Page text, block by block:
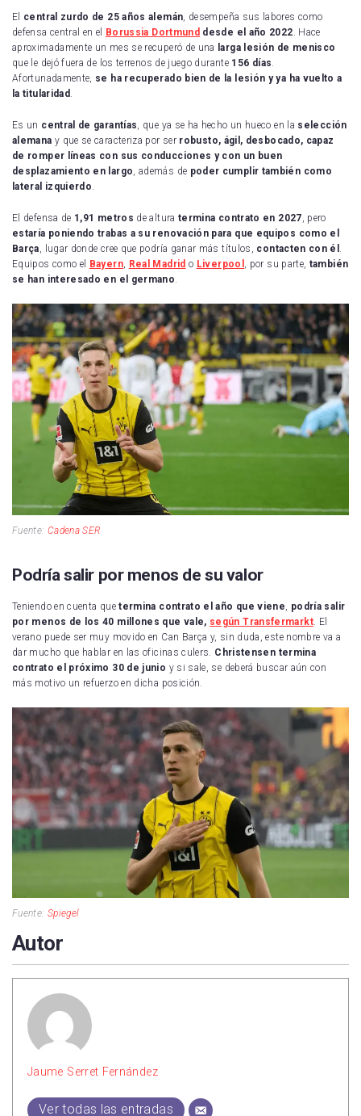
El central zurdo de 25 años alemán, desempeña sus labores como
defensa central en el
Borussia Dortmund desde el año 2022. Hace
aproximadamente un mes se recuperó de una larga lesión de menisco
que le dejó fuera de los terrenos de juego durante 156 días.
Afortunadamente, se ha recuperado bien de la lesión y ya ha vuelto a
la titularidad .
Es un central de garantías, que ya se ha hecho un hueco en la selección
alemana y que se caracteriza por ser robusto, ágil, desbocado, capaz
de romper líneas con sus conducciones y con un buen
desplazamiento en largo, además de poder cumplir también como
lateral izquierdo.
El defensa de 1,91 metros de altura termina contrato en 2027, pero
estaría poniendo trabas a su renovación para que equipos como el
Barça, lugar donde cree que podría ganar más títulos, contacten con él .
Equipos como el
Bayern, Real Madrid o Liverpool , por su parte, también
se han interesado en el germano.
Fuente: Cadena SER
Podría salir por menos de su valor
Teniendo en cuenta quetermina contrato el año que viene, podría salir
por menos de los 40 millones que vale, según Transfermarkt. El
verano puede ser muy movido en Can Barça y, sin duda, este nombre va a
dar mucho que hablar en las oficinas culers. Christensen termina
contrato el próximo 30 de junio y si sale, se deberá buscar aún con
más motivo un refuerzo en dicha posición.
Fuente: Spiegel
Autor
Jaume Serret Fernández
Ver todas las entradas